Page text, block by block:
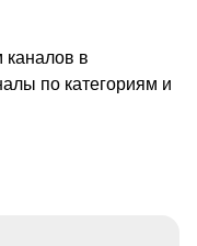
каналов в
по категориям и